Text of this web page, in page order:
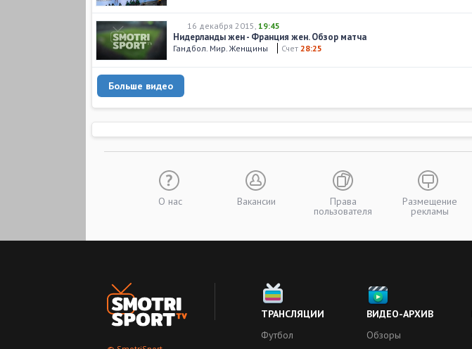
16 декабря 2015, 19:45
Нидерланды жен - Франция жен. Обзор матча
Гандбол. Мир. Женщины Счет 28:25
Больше видео
О нас Вакансии Права
пользователя
Размещение
рекламы
ТРАНСЛЯЦИИ
Футбол
ВИДЕО-АРХИВ
Обзоры